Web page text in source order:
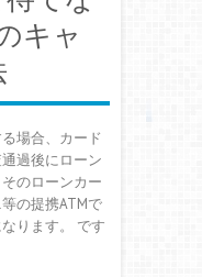
キャ
場合、カード
過後にローン
のローンカー
の提携ATMで
ります。 です